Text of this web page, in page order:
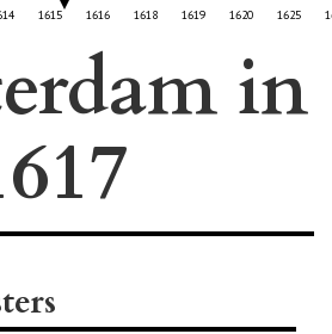
1615 1616 1618 1619 1620 1625
in